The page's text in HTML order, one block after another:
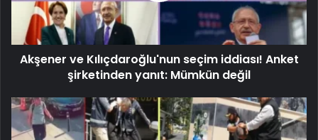
Akşener ve Kılıçdaroğlu'nun seçim iddiası! Anket
şirketinden yanıt: Mümkün değil